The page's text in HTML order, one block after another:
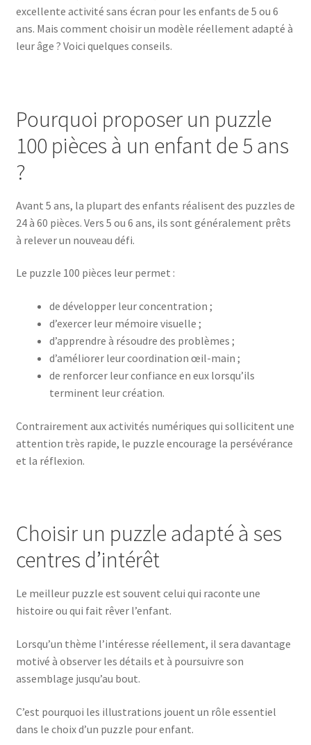
excellente activité sans écran pour les enfants de 5 ou 6
ans. Mais comment choisir un modèle réellement adapté à
leur âge ? Voici quelques conseils.
Pourquoi proposer un puzzle
100 pièces à un enfant de 5 ans
?
Avant 5 ans, la plupart des enfants réalisent des puzzles de
24 à 60 pièces. Vers 5 ou 6 ans, ils sont généralement prêts
à relever un nouveau défi.
Le puzzle 100 pièces leur permet :
de développer leur concentration ;
d’exercer leur mémoire visuelle ;
d’apprendre à résoudre des problèmes ;
d’améliorer leur coordination œil-main ;
de renforcer leur confiance en eux lorsqu’ils
terminent leur création.
Contrairement aux activités numériques qui sollicitent une
attention très rapide, le puzzle encourage la persévérance
et la réflexion.
Choisir un puzzle adapté à ses
centres d’intérêt
Le meilleur puzzle est souvent celui qui raconte une
histoire ou qui fait rêver l’enfant.
Lorsqu’un thème l’intéresse réellement, il sera davantage
motivé à observer les détails et à poursuivre son
assemblage jusqu’au bout.
C’est pourquoi les illustrations jouent un rôle essentiel
dans le choix d’un puzzle pour enfant.